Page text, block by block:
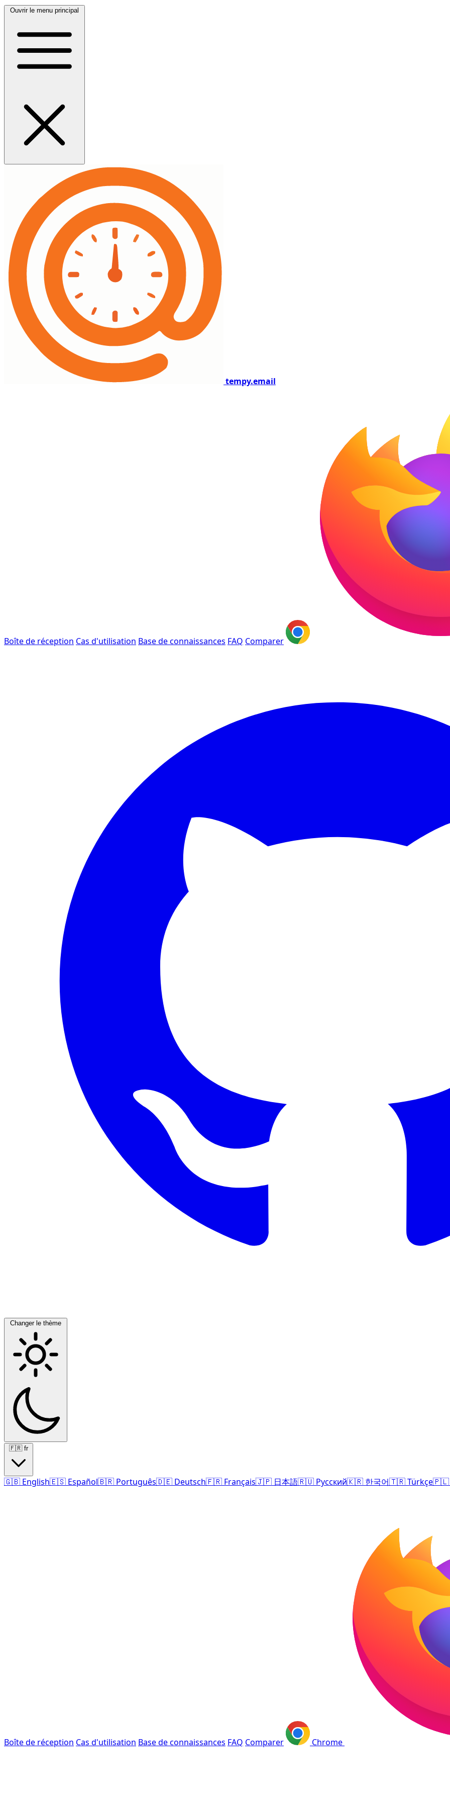
Ouvrir le menu principal
tempy.email
Boîte de réception Cas d'utilisation Base de connaissances FAQ Comparer
Changer le thème
🇫🇷 fr
🇬🇧 English🇪🇸 Español🇧🇷 Português🇩🇪 Deutsch🇫🇷 Français🇯🇵 日本語🇷🇺 Русский🇰🇷 한국어🇹🇷Türkçe🇵🇱
Boîte de réception Cas d'utilisation Base de connaissances FAQ Comparer Chrome